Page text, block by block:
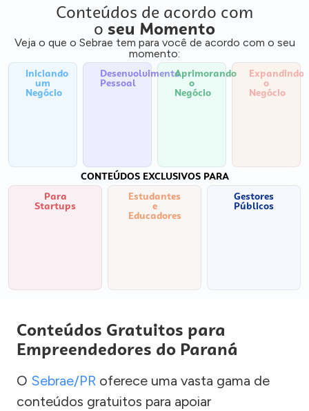
Conteúdos de acordo com
o seu Momento
Veja o que o Sebrae tem para você de acordo com o seu
momento:
Iniciando
um
Negócio
Desenvolvimento
Pessoal
Aprimorando
o
Negócio
Expandindo
o
Negócio
CONTEÚDOS EXCLUSIVOS PARA
Para
Startups
Estudantes
e
Educadores
Gestores
Públicos
Conteúdos Gratuitos para
Empreendedores do Paraná
O Sebrae/PR oferece uma vasta gama de
conteúdos gratuitos para apoiar